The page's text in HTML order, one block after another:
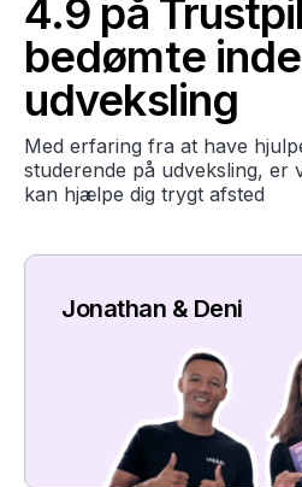
4.9 på
bedømte
udveksling
Med erfaring fra at have
studerende på udveksling, er
kan hjælpe dig trygt afsted
Jonathan & Deni